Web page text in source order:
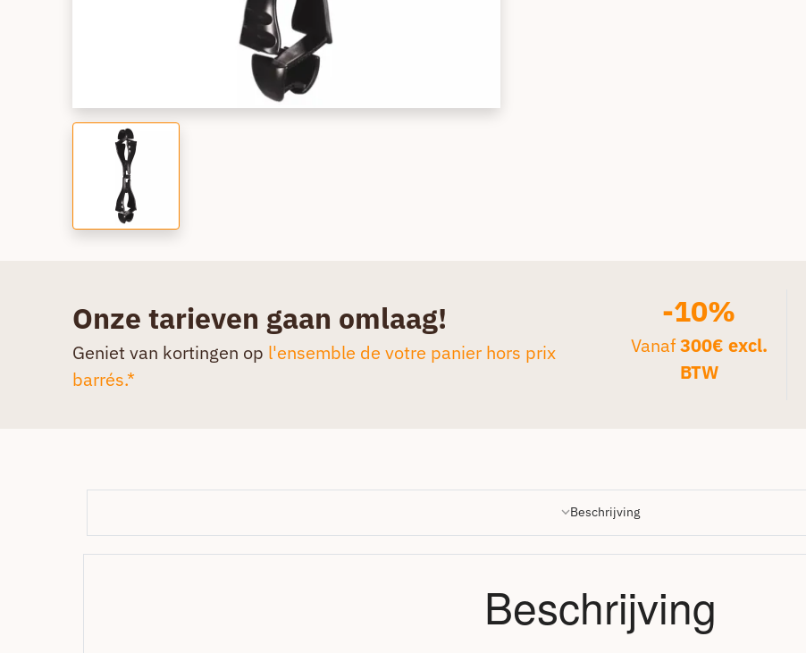
Onze tarieven gaan omlaag!
Geniet van kortingen op l'ensemble de votre panier hors prix
barrés.*
-10%
Vanaf300€ excl.
BTW
Beschrijving
Beschrijving